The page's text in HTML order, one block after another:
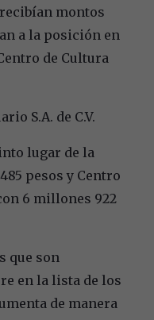
montos
a la posición en
de Cultura
S.A. de C.V.
lugar de la
pesos y Centro
6 millones 922
que son
en la lista de los
de manera